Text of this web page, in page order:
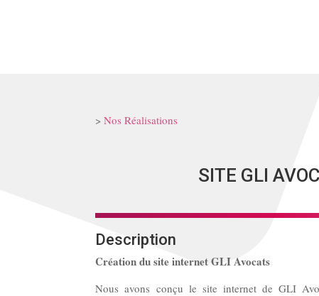
>Nos Réalisations
SITE GLI
Description
Création du site internet GLI Avocats
Nous avons conçu le site internet de GLI